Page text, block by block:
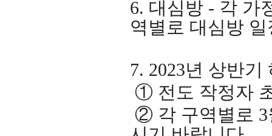
6. 대심방 - 각 가
역별로 대심방
7. 2023년 상반기
① 전도 작정자
② 각 구역별로 3